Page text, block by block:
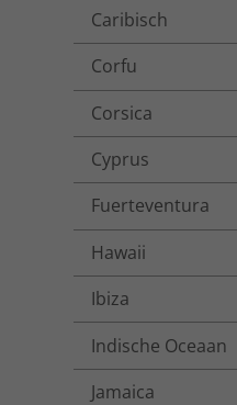
Caribisch
Corfu
Corsica
Cyprus
Fuerteventura
Hawaii
Ibiza
Indische Oceaan
Jamaica